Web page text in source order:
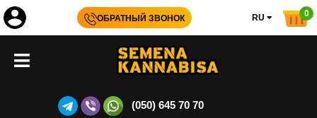
ОБРАТНЫЙ ЗВОНОК RU 0
(050) 645 70 70